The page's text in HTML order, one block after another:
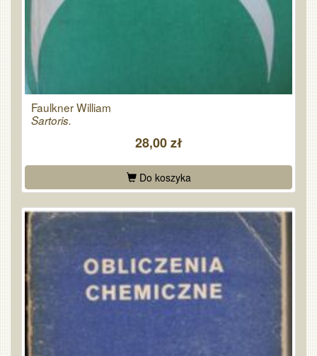
Faulkner William
Sartoris.
28,00 zł
Do koszyka